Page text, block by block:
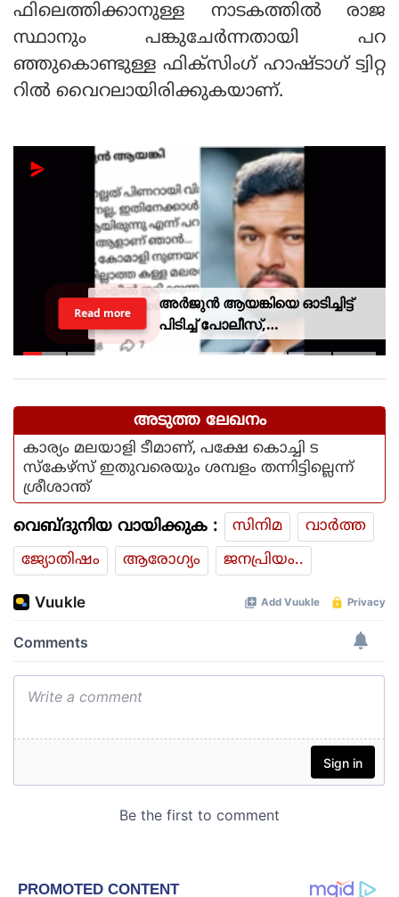
ഫിലെത്തിക്കാനുള്ള നാടകത്തില്‍ രാജ
സ്ഥാനും പങ്കുചേര്‍ന്നതായി പറ
ഞ്ഞുകൊണ്ടുള്ള ഫിക്‌സിംഗ് ഹാഷ്ടാഗ് ട്വിറ്റ
റില്‍ വൈറലായിരിക്കുകയാണ്.
അർജുൻ ആയങ്കിയെ ഓടിച്ചിട്ട്
പിടിച്ച് പോലീസ്,
സ്റ്റേഷനിലെത്തി പത്രവായന,
Read more
അടുത്ത ലേഖനം
കാര്യം മലയാളി ടീമാണ്, പക്ഷേ കൊച്ചി ട
സ്കേഴ്സ് ഇതുവരെയും ശമ്പളം തന്നിട്ടില്ലെന്ന്
ശ്രീശാന്ത്
വെബ്ദുനിയ വായിക്കുക : സിനിമ
വാര്‍ത്ത
ജ്യോതിഷം
ആരോഗ്യം ജനപ്രിയം..